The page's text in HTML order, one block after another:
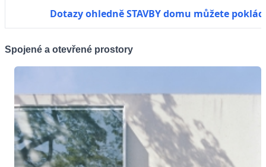
Dotazy ohledně STAVBY domu můžete
Spojené a otevřené prostory